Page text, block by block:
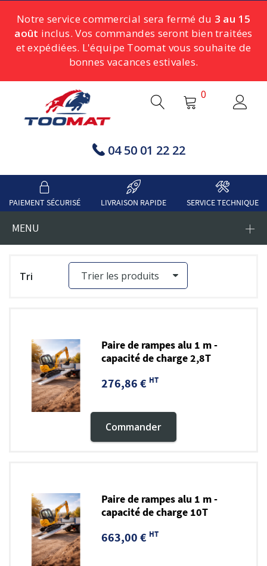
Notre service commercial sera fermé du 3 au 15
août inclus. Vos commandes seront bien traitées
et expédiées. L'équipe Toomat vous souhaite de
bonnes vacances estivales.
04 50 01 22 22
0
PAIEMENT SÉCURISÉ LIVRAISON RAPIDE SERVICE TECHNIQUE
MENU
Tri
Paire de rampes alu 1 m -
capacité de charge 2,8T
276,86 € HT
Commander
Paire de rampes alu 1 m -
capacité de charge 10T
663,00 € HT